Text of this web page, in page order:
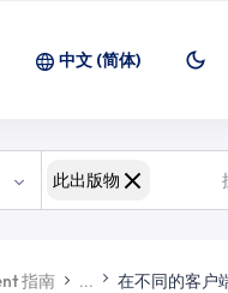
中文 (简体)
此出版物
指南 ... 在不同的客户